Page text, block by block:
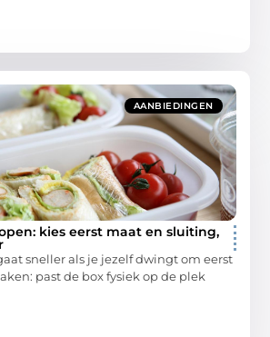
AANBIEDINGEN
kies eerst maat en sluiting,
sneller als je jezelf dwingt om eerst
past de box fysiek op de plek